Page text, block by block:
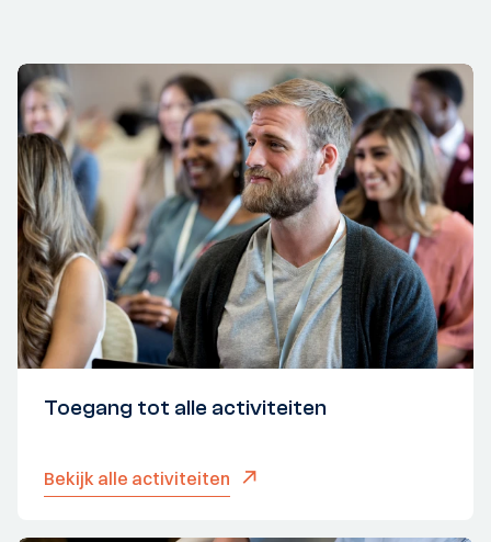
Toegang tot alle activiteiten
Bekijk alle activiteiten